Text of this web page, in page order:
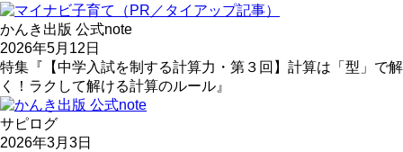
かんき出版 公式note
2026年5月12日
特集『【中学入試を制する計算力・第３回】計算は「型」で解
く！ラクして解ける計算のルール』
サピログ
2026年3月3日